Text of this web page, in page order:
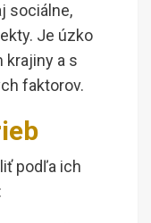
sociálne,
Je úzko
krajiny a s
faktorov.
podľa ich